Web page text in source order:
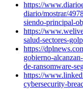
https://
diario/mostrar/
siendo-principal-
https://
salud-sectores-
https://
gobierno-
de-ransomware-
https://
cybersecurity-